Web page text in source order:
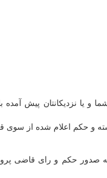
و یا نزدیکانتان پیش
و حکم اعلام شده از سوی